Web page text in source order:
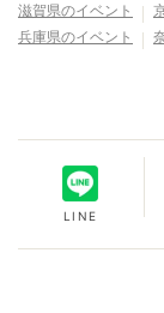
滋賀県のイベント
兵庫県のイベント
LINE